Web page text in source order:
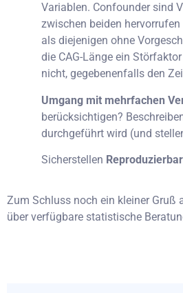
Variablen. Confounder sind
zwischen beiden
als diejenigen ohne
die CAG-Länge ein
nicht, gegebenenfalls den
Umgang mit mehrfachen
berücksichtigen?
durchgeführt wird (und
Sicherstellen
Zum Schluss noch ein kleiner Gruß
über verfügbare statistische